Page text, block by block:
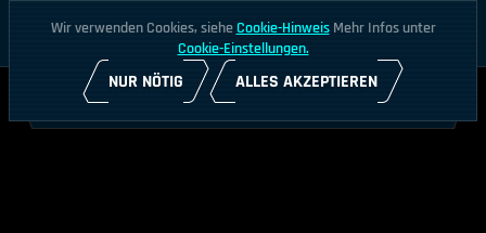
Wir verwenden Cookies, sieheCookie-HinweisMehr Infos unter
Cookie-Einstellungen.
NUR NÖTIG ALLES AKZEPTIEREN